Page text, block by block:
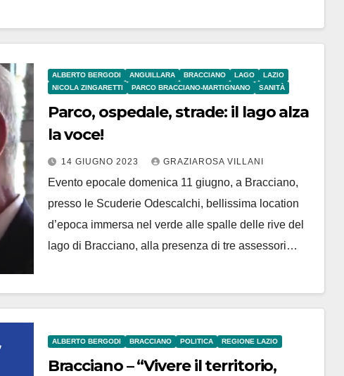
ALBERTO BERGODI ANGUILLARA BRACCIANO LAGO
LAZIO
NICOLA ZINGARETTI
PARCO BRACCIANO-MARTIGNANO SANITÀ
Parco, ospedale, strade: il lago alza
la voce!
14 GIUGNO 2023 GRAZIAROSA VILLANI
Evento epocale domenica 11 giugno, a Bracciano,
presso le Scuderie Odescalchi, bellissima location
d’epoca immersa nel verde alle spalle delle rive del
lago di Bracciano, alla presenza di tre assessori…
ALBERTO BERGODI BRACCIANO POLITICA REGIONE LAZIO
Bracciano – “Vivere il territorio,